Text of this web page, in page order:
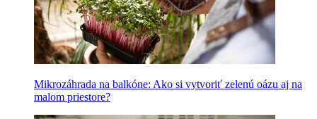
Mikrozáhrada na balkóne: Ako si vytvoriť zelenú oázu aj na
malom priestore?